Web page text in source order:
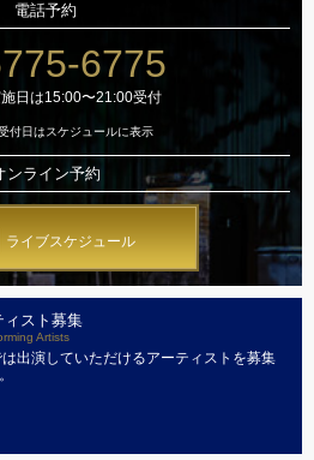
電話予約
6775
日は15:00〜21:00受付
付日はスケジュールに表示
ンライン予約
ライブスケジュール
ィスト募集
Artists
出演していただけるアーティストを募集